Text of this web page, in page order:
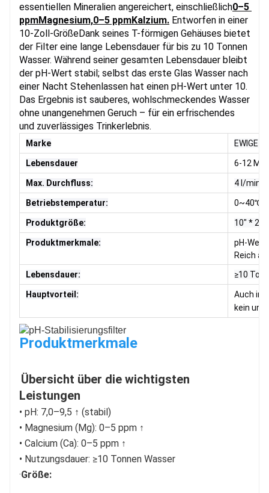
12" * 2,5" (Durchmesser)
Sondergrößen
Wasserqualität
• Stabiler pH-Wert über die Zeit
Erste Tasse nach der Nacht:
Guter Geschmack, kein Geruch
essentiellen Mineralien angereichert, einschließlich0–5
ppmMagnesium,0–5 ppmKalzium. Entworfen in einer
10-Zoll-GrößeDank seines T-förmigen Gehäuses bietet
der Filter eine lange Lebensdauer für bis zu 10 Tonnen
Wasser. Während seiner gesamten Lebensdauer bleibt
der pH-Wert stabil; selbst das erste Glas Wasser nach
einer Nacht Stehenlassen hat einen pH-Wert unter 10.
Das Ergebnis ist sauberes, wohlschmeckendes Wasser
ohne unangenehmen Geruch – für ein erfrischendes
und zuverlässiges Trinkerlebnis.
Marke EWIGE
Lebensdauer 6-12
Max. Durchfluss: 4 l/min
Betriebstemperatur: 0~40℃
Produktgröße: 10" *
Produktmerkmale:
pH-Wert
Reich
Lebensdauer:
≥10
Hauptvorteil:
Auch im
kein
Produktmerkmale
Übersicht über die wichtigsten
Leistungen
• pH: 7,0–9,5 ↑ (stabil)
• Magnesium (Mg): 0–5 ppm ↑
• Calcium (Ca): 0–5 ppm ↑
• Nutzungsdauer: ≥10 Tonnen Wasser
·Größe: